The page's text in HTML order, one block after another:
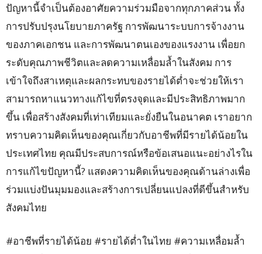
ปัญหานี้จำเป็นต้องอาศัยความร่วมมือจากทุกภาคส่วน ทั้ง
การปรับปรุงนโยบายภาครัฐ การพัฒนาระบบการจ้างงาน
ของภาคเอกชน และการพัฒนาตนเองของแรงงาน เพื่อยก
ระดับคุณภาพชีวิตและลดความเหลื่อมล้ำในสังคม การ
เข้าใจถึงสาเหตุและผลกระทบของรายได้ต่ำจะช่วยให้เรา
สามารถหาแนวทางแก้ไขที่ตรงจุดและมีประสิทธิภาพมาก
ขึ้น เพื่อสร้างสังคมที่เท่าเทียมและยั่งยืนในอนาคต เราอยาก
ทราบความคิดเห็นของคุณเกี่ยวกับอาชีพที่มีรายได้น้อยใน
ประเทศไทย คุณมีประสบการณ์หรือข้อเสนอแนะอย่างไรใน
การแก้ไขปัญหานี้? แสดงความคิดเห็นของคุณด้านล่างเพื่อ
ร่วมแบ่งปันมุมมองและสร้างการเปลี่ยนแปลงที่ดีขึ้นสำหรับ
สังคมไทย
#อาชีพที่รายได้น้อย #รายได้ต่ำในไทย #ความเหลื่อมล้ำ